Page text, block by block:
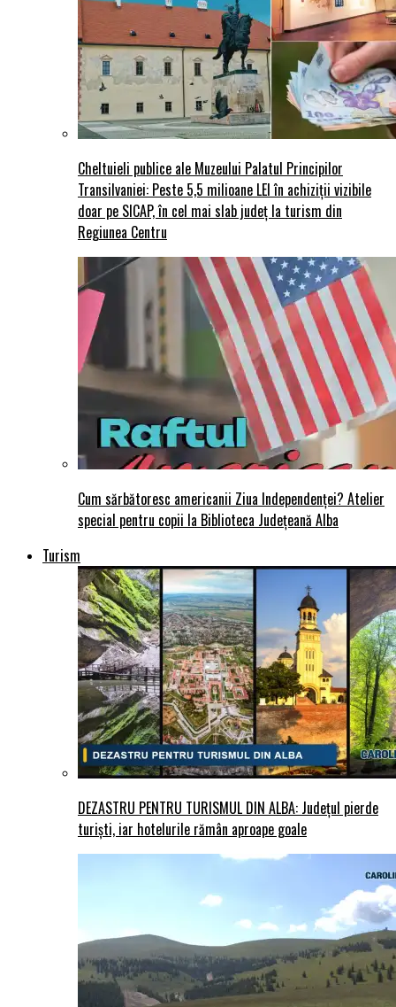
Cheltuieli publice ale Muzeului Palatul Principilor
Transilvaniei: Peste 5,5 milioane LEI în achiziții vizibile
doar pe SICAP, în cel mai slab județ la turism din
Regiunea Centru
Cum sărbătoresc americanii Ziua Independenței? Atelier
special pentru copii la Biblioteca Județeană Alba
Turism
DEZASTRU PENTRU TURISMUL DIN ALBA: Județul pierde
turiști, iar hotelurile rămân aproape goale